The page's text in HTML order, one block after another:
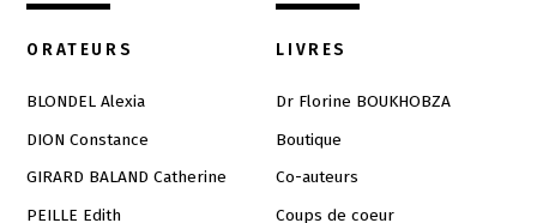
ORATEURS
BLONDEL Alexia
DION Constance
GIRARD BALAND Catherine
PEILLE Edith
LIVRES
Dr Florine BOUKHOBZA
Boutique
Co-auteurs
Coups de coeur